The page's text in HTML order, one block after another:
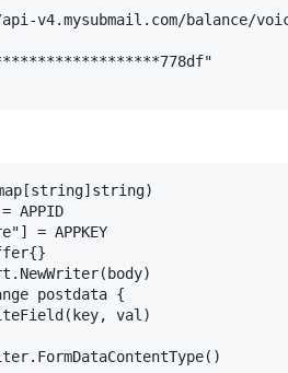
v4.mysubmail.com/balance/
APPID
= APPKEY
postdata {
val)